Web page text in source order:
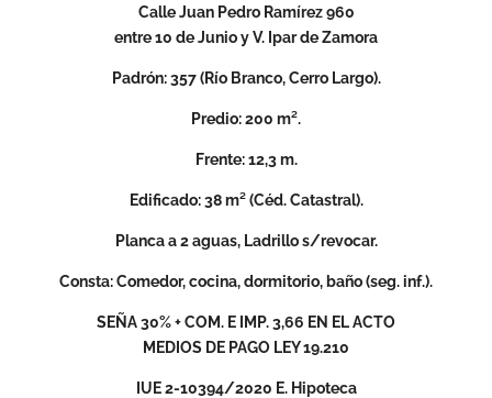
Calle Juan Pedro Ramírez 960
entre 10 de Junio y V. Ipar de Zamora
Padrón: 357 (Río Branco, Cerro Largo).
Predio: 200 m².
Frente: 12,3 m.
Edificado: 38 m² (Céd. Catastral).
Planca a 2 aguas, Ladrillo s/revocar.
Consta: Comedor, cocina, dormitorio, baño (seg. inf.).
SEÑA 30% + COM. E IMP. 3,66 EN EL ACTO
MEDIOS DE PAGO LEY 19.210
IUE 2-10394/2020 E. Hipoteca